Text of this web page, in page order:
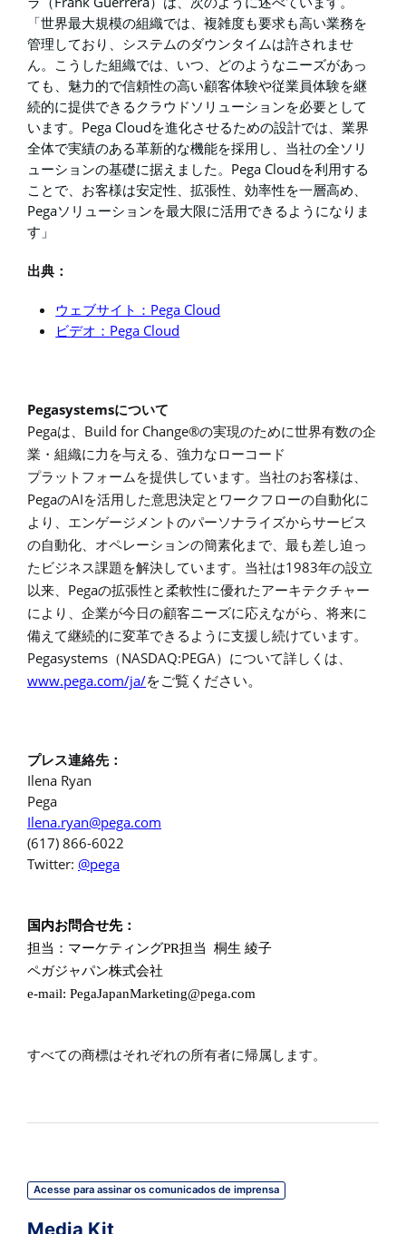
「世界最大規模の組織では、複雑度も要求も高い業務を
管理しており、システムのダウンタイムは許されませ
ん。こうした組織では、いつ、どのようなニーズがあっ
ても、魅力的で信頼性の高い顧客体験や従業員体験を継
続的に提供できるクラウドソリューションを必要として
います。 Pega Cloudを進化させるための設計では、業界
全体で実績のある革新的な機能を採用し、当社の全ソリ
ューションの基礎に据えました。 Pega Cloudを利用する
ことで、お客様は安定性、拡張性、効率性を一層高め、
Pegaソリューションを最大限に活用できるようになりま
す」
出典：
ウェブサイト： Pega Cloud
ビデオ： Pega Cloud
Pegasystemsについて
Pegaは、 Build for Change®の実現のために世界有数の企
業・組織に力を与える、強力なローコード
プラットフォームを提供しています。当社のお客様は、
PegaのAIを活用した意思決定とワークフローの自動化に
より、エンゲージメントのパーソナライズからサービス
の自動化、オペレーションの簡素化まで、最も差し迫っ
たビジネス課題を解決しています。当社は1983年の設立
以来、 Pegaの拡張性と柔軟性に優れたアーキテクチャー
により、企業が今日の顧客ニーズに応えながら、将来に
備えて継続的に変革できるように支援し続けています。
Pegasystems （NASDAQ:PEGA）について詳しくは、
www.pega.com/ja/をご覧ください。
プレス連絡先：
Ilena Ryan
Pega
Ilena.ryan@pega.com
(617) 866-6022
Twitter: @pega
国内お問合せ先：
担当：マーケティングPR担当 桐生 綾子
ペガジャパン株式会社
e-mail: PegaJapanMarketing@pega.com
すべての商標はそれぞれの所有者に帰属します。
Acesse para assinar os comunicados de imprensa
Media Kit